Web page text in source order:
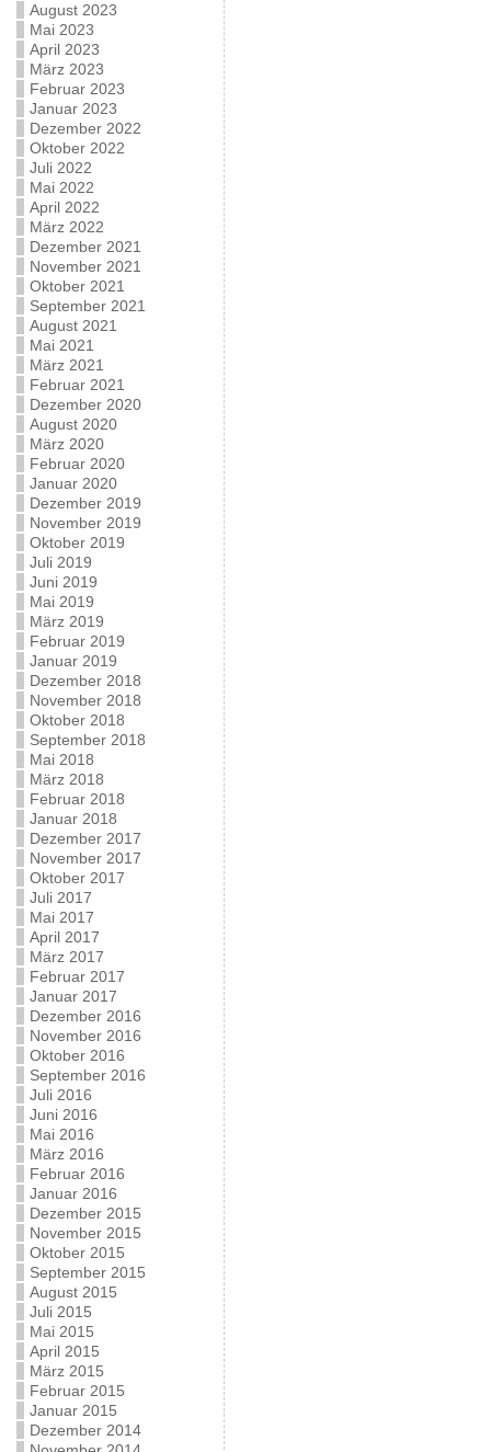
August 2023
Mai 2023
April 2023
März 2023
Februar 2023
Januar 2023
Dezember 2022
Oktober 2022
Juli 2022
Mai 2022
April 2022
März 2022
Dezember 2021
November 2021
Oktober 2021
September 2021
August 2021
Mai 2021
März 2021
Februar 2021
Dezember 2020
August 2020
März 2020
Februar 2020
Januar 2020
Dezember 2019
November 2019
Oktober 2019
Juli 2019
Juni 2019
Mai 2019
März 2019
Februar 2019
Januar 2019
Dezember 2018
November 2018
Oktober 2018
September 2018
Mai 2018
März 2018
Februar 2018
Januar 2018
Dezember 2017
November 2017
Oktober 2017
Juli 2017
Mai 2017
April 2017
März 2017
Februar 2017
Januar 2017
Dezember 2016
November 2016
Oktober 2016
September 2016
Juli 2016
Juni 2016
Mai 2016
März 2016
Februar 2016
Januar 2016
Dezember 2015
November 2015
Oktober 2015
September 2015
August 2015
Juli 2015
Mai 2015
April 2015
März 2015
Februar 2015
Januar 2015
Dezember 2014